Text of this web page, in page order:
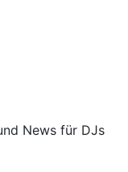
News für DJs